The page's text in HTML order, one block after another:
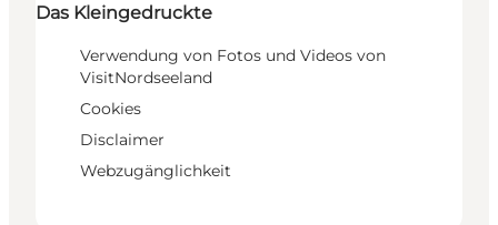
Das Kleingedruckte
Verwendung von Fotos und Videos von
VisitNordseeland
Cookies
Disclaimer
Webzugänglichkeit